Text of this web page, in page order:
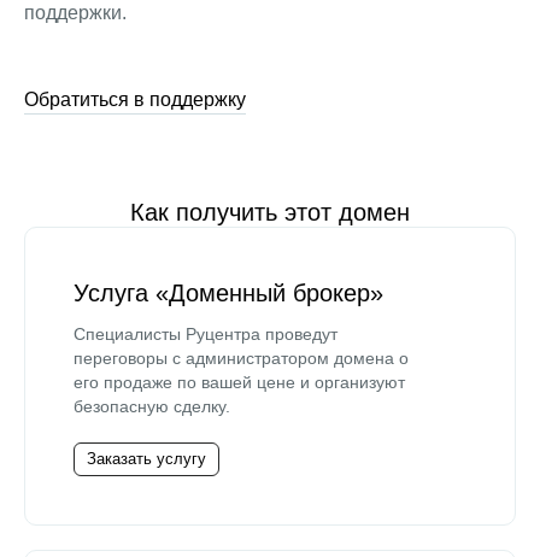
поддержки.
Обратиться в поддержку
Как получить этот домен
Услуга «Доменный брокер»
Специалисты Руцентра проведут
переговоры с администратором домена о
его продаже по вашей цене и организуют
безопасную сделку.
Заказать услугу